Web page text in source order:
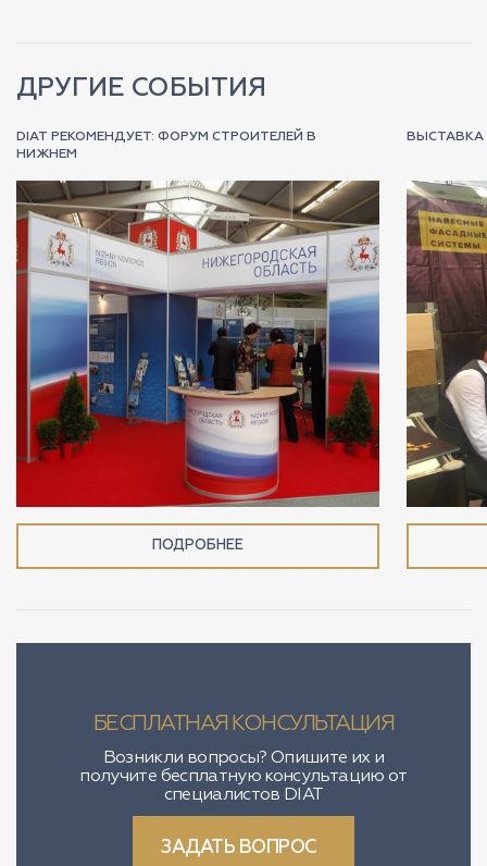
ДРУГИЕ СОБЫТИЯ
DIAT РЕКОМЕНДУЕТ: ФОРУМ СТРОИТЕЛЕЙ В
НИЖНЕМ
ПОДРОБНЕЕ
ВЫСТАВКА
БЕСПЛАТНАЯ КОНСУЛЬТАЦИЯ
Возникли вопросы? Опишите их и
получите бесплатную консультацию от
специалистов DIAT
ЗАДАТЬ ВОПРОС